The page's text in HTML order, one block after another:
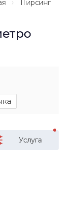
Пирсинг
Услуга